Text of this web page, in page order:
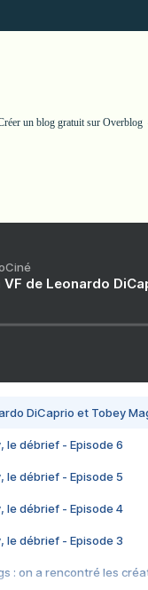
un blog gratuit sur Overblog
VF de Leonardo
DiCaprio et Tobey
le débrief - Episode 6
le débrief - Episode 5
le débrief - Episode 4
le débrief - Episode 3
: on a rencontré les